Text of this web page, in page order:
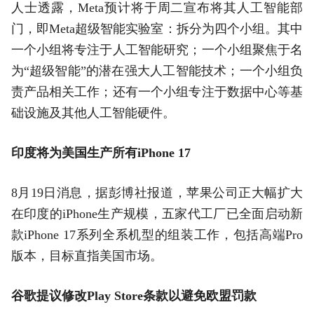
人士透露，Meta预计将于周二宣布将其人工智能部
门，即Meta超级智能实验室：拆分为四个小组。其中
一个小组将专注于人工智能研究；一个小组聚焦于名
为“超级智能”的潜在强大人工智能技术；一个小组负
责产品相关工作；还有一个小组专注于数据中心等基
础设施及其他人工智能硬件。
印度将为美国生产所有iPhone 17
8月19日消息，据彭博社报道，苹果公司正大幅扩大
在印度的iPhone生产规模，五家代工厂已全面启动新
款iPhone 17系列全系机型的组装工作，包括高端Pro
版本，目标直指美国市场。
谷歌提议修改Play Store条款以避免欧盟罚款